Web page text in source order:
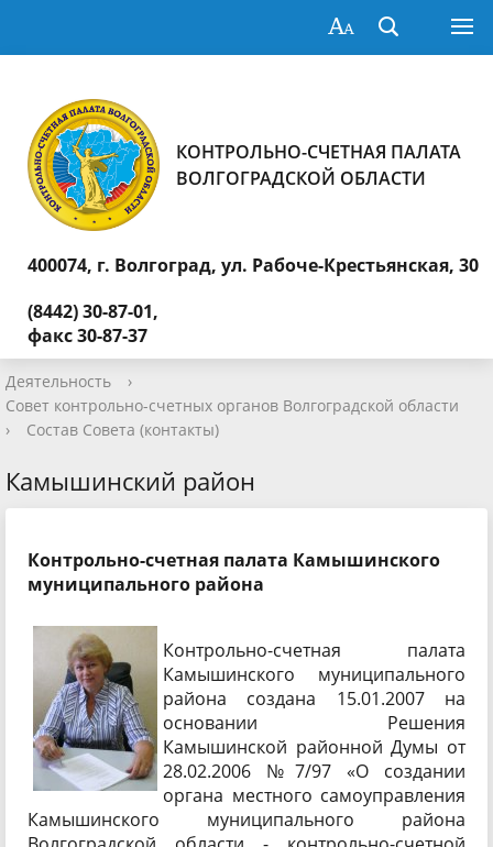
КОНТРОЛЬНО-СЧЕТНАЯ ПАЛАТА
ВОЛГОГРАДСКОЙ ОБЛАСТИ
400074, г. Волгоград, ул. Рабоче-Крестьянская, 30
(8442) 30-87-01,
факс 30-87-37
Деятельность
›
Совет контрольно-счетных органов Волгоградской области
›
Состав Совета (контакты)
Камышинский район
Контрольно-счетная палата Камышинского
муниципального района
Контрольно-счетная палата
Камышинского муниципального
района создана 15.01.2007 на
основании Решения
Камышинской районной Думы от
28.02.2006 №7/97 «О создании
органа местного самоуправления
Камышинского муниципального района